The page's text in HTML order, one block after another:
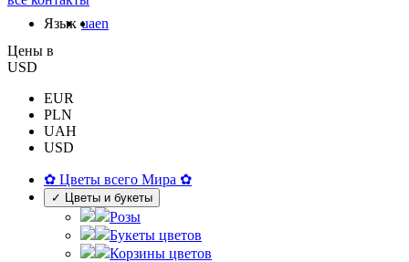
Язык uaen
Цены в
USD
EUR
PLN
UAH
USD
✿ Цветы всего Мира ✿
✓ Цветы и букеты
Розы
Букеты цветов
Корзины цветов